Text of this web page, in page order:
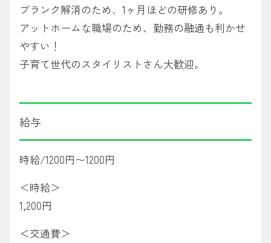
ブランク解消のため、1ヶ月ほどの研修あり。
アットホームな職場のため、勤務の融通も利かせ
やすい！
子育て世代のスタイリストさん大歓迎。
給与
時給/1200円〜1200円
＜時給＞
1,200円
＜交通費＞